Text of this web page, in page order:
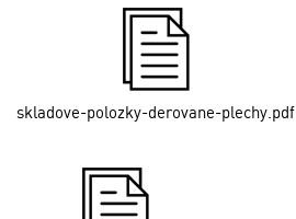
skladove-polozky-derovane-plechy.pdf